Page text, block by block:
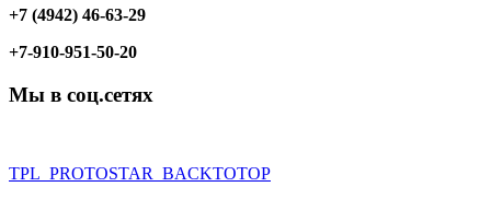
+7 (4942) 46-63-29
+7-910-951-50-20
Мы в соц.сетях
TPL_PROTOSTAR_BACKTOTOP